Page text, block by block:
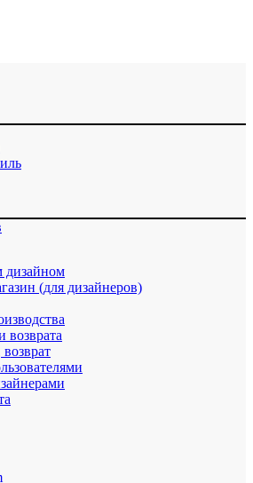
дизайном
(для дизайнеров)
возврата